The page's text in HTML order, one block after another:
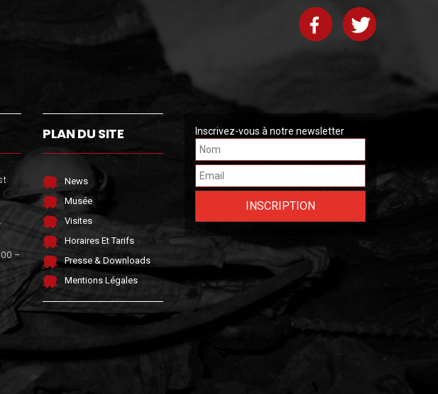
–
PLAN DU SITE
News
Musée
Visites
Horaires Et Tarifs
Presse & Downloads
Mentions Légales
Inscrivez-vous à notre newsletter